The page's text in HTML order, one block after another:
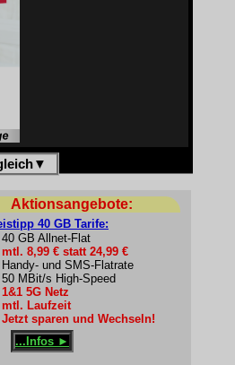
▼
Aktionsangebote:
40 GB Tarife:
40 GB Allnet-Flat
mtl. 8,99 € statt 24,99 €
Handy- und SMS-Flatrate
50 MBit/s High-Speed
1&1 5G Netz
mtl. Laufzeit
Jetzt sparen und Wechseln!
...Infos ►